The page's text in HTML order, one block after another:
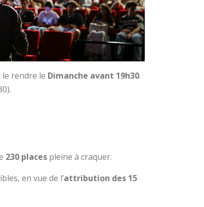
rendre le Dimanche avant 19h30.
230 places pleine à craquer.
en vue de l’attribution des 15